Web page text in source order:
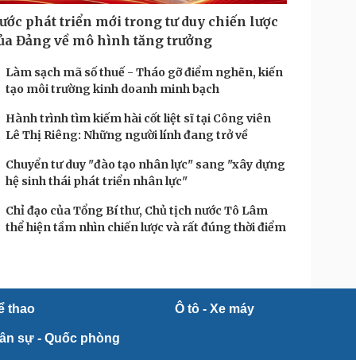
phát triển mới trong tư duy chiến lược
Đảng về mô hình tăng trưởng
Làm sạch mã số thuế - Tháo gỡ điểm nghẽn, kiến
tạo môi trường kinh doanh minh bạch
Hành trình tìm kiếm hài cốt liệt sĩ tại Công viên
Lê Thị Riêng: Những người lính đang trở về
Chuyển tư duy "đào tạo nhân lực" sang "xây dựng
hệ sinh thái phát triển nhân lực"
Chỉ đạo của Tổng Bí thư, Chủ tịch nước Tô Lâm
thể hiện tầm nhìn chiến lược và rất đúng thời điểm
thao Ô tô - Xe máy
sự - Quốc phòng